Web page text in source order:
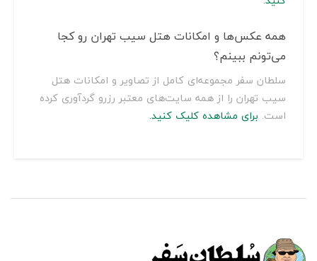
همه عکس‌ها و امکانات هتل سیب تهران رو کجا
می‌تونم ببینم؟
سلطان سفر مجموعه‌ای کامل از تصاویر و امکانات هتل
سیب تهران را از همه سایت‌های معتبر رزرو گردآوری کرده
است. برای مشاهده کلیک کنید.